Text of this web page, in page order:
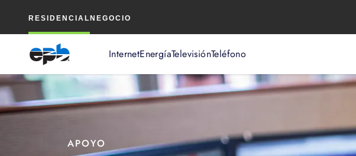
RESIDENCIAL NEGOCIO
InternetEnergíaTelevisiónTeléfono
principal
APOYO